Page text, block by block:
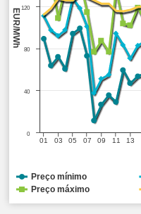
EUR/MWh
01 07 13
03 05 09 11
0
40
80
120
Preço mínimo
Preço máximo